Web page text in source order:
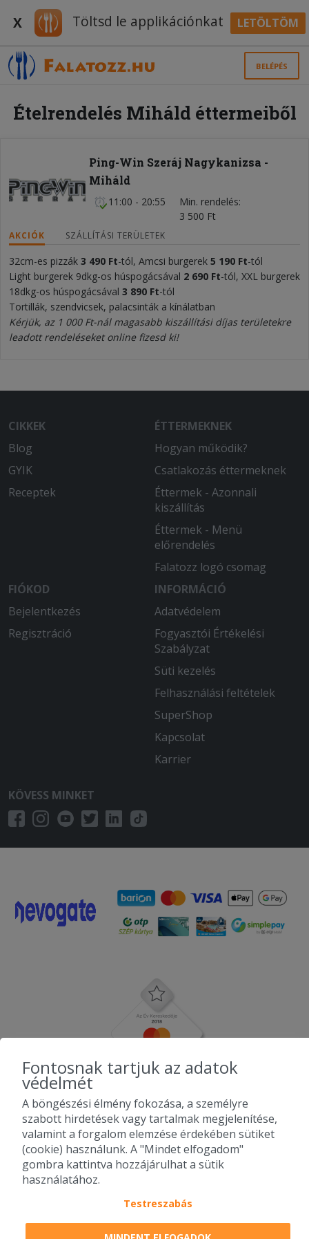
X Töltsd le applikációnkat LETÖLTÖM
BELÉPÉS
Ételrendelés Miháld éttermeiből
Ping-Win Szeráj Nagykanizsa -
Miháld
11:00 - 20:55
Min. rendelés
3 500 Ft
AKCIÓK SZÁLLÍTÁSI TERÜLETEK
32cm-es pizzák 3 490 Ft-tól, Amcsi burgerek 5 190 Ft-tól
Light burgerek 9dkg-os húspogácsával 2 690 Ft-tól, XXL burgerek
18dkg-os húspogácsával 3 890 Ft-tól
Tortillák, szendvicsek, palacsinták a kínálatban
Kérjük, az 1 000 Ft-nál magasabb kiszállítási díjas területekre
leadott rendeléseket online fizesd ki!
CIKKEK
Blog
GYIK
Receptek
ÉTTERMEKNEK
Hogyan működik?
Csatlakozás éttermeknek
Éttermek - Azonnali
kiszállítás
Éttermek - Menü
előrendelés
Falatozz logó csomag
FIÓKOD
Bejelentkezés
Regisztráció
INFORMÁCIÓ
Adatvédelem
Fogyasztói Értékelési
Szabályzat
Süti kezelés
Felhasználási feltételek
SuperShop
Kapcsolat
Karrier
KÖVESS MINKET
2010-2026 Copyright - Falatozz.hu - Diston-line Kft.
Fontosnak tartjuk az adatok
védelmét
A böngészési élmény fokozása, a személyre
szabott hirdetések vagy tartalmak megjelenítése,
valamint a forgalom elemzése érdekében sütiket
(cookie) használunk. A "Mindet elfogadom"
gombra kattintva hozzájárulhat a sütik
használatához.
Testreszabás